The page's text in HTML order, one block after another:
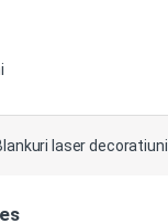
laser decoratiuni